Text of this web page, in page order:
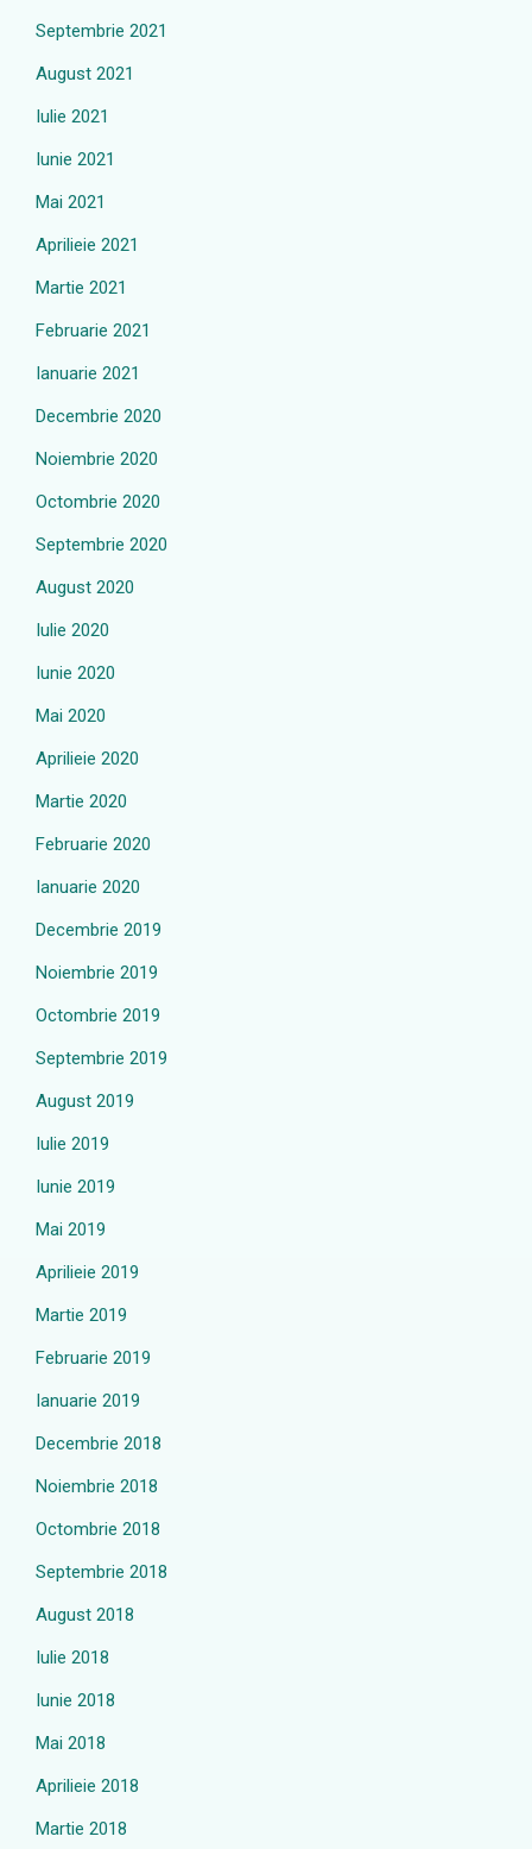
Septembrie 2021
August 2021
Iulie 2021
Iunie 2021
Mai 2021
Aprilieie 2021
Martie 2021
Februarie 2021
Ianuarie 2021
Decembrie 2020
Noiembrie 2020
Octombrie 2020
Septembrie 2020
August 2020
Iulie 2020
Iunie 2020
Mai 2020
Aprilieie 2020
Martie 2020
Februarie 2020
Ianuarie 2020
Decembrie 2019
Noiembrie 2019
Octombrie 2019
Septembrie 2019
August 2019
Iulie 2019
Iunie 2019
Mai 2019
Aprilieie 2019
Martie 2019
Februarie 2019
Ianuarie 2019
Decembrie 2018
Noiembrie 2018
Octombrie 2018
Septembrie 2018
August 2018
Iulie 2018
Iunie 2018
Mai 2018
Aprilieie 2018
Martie 2018